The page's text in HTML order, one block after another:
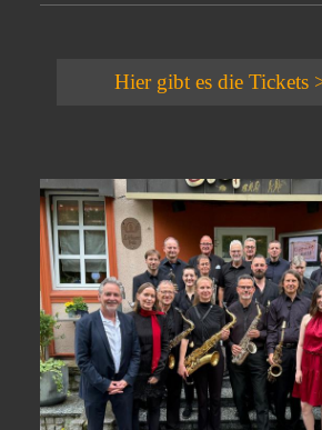
Hier gibt es die Tickets